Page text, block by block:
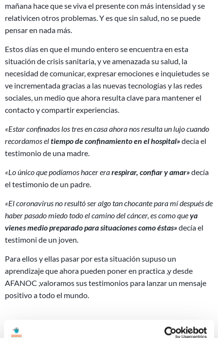
mañana hace que se viva el presente con más intensidad y se
relativicen otros problemas. Y es que sin salud, no se puede
pensar en nada más.
Estos días en que el mundo entero se encuentra en esta
situación de crisis sanitaria, y ve amenazada su salud, la
necesidad de comunicar, expresar emociones e inquietudes se
ve incrementada gracias a las nuevas tecnologías y las redes
sociales, un medio que ahora resulta clave para mantener el
contacto y compartir experiencias.
«Estar confinados los tres en casa ahora nos resulta un lujo cuando
recordamos eltiempo de confinamiento en el hospital»decía el
testimonio de una madre.
«Lo único que podíamos hacer erarespirar, confiar y amar»decía
el testimonio de un padre.
«El coronavirus no resultó ser algo tan chocante para mí después de
haber pasado miedo todo el camino del cáncer, es como queya
vienes medio preparado para situaciones como éstas»decía el
testimoni de un joven.
Para ellos y ellas pasar por esta situación supuso un
aprendizaje que ahora pueden poner en practica ,y desde
AFANOC ,valoramos sus testimonios para lanzar un mensaje
positivo a todo el mundo.
Así pues: